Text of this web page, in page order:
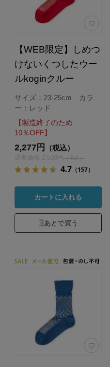
【WEB限定】しめつ
けないくつしたウー
ルkoginクルー
サイズ：23-25cm カラ
ー：レッド
【製造終了のため
10％OFF】
2,277円 （税込）
通常価格 2,530円 （税込）
4.7（157）
カートに入れる
あとで買う